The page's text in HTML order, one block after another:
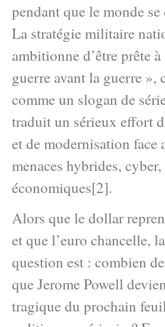
pendant que le monde
La stratégie militaire
ambitionne d’être prête
guerre avant la guerre »,
comme un slogan de
traduit un sérieux effort
et de modernisation face
menaces hybrides, cyber,
économiques[2].
Alors que le dollar
et que l’euro chancelle,
question est : combien
que Jerome Powell
tragique du prochain